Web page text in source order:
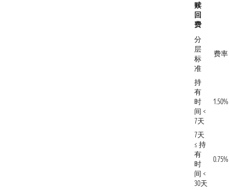
赎
回
费
分
层
标
准
费率
持
有
时
间 <
7天
1.50%
7天
≤ 持
有
时
间 <
30天
0.75%